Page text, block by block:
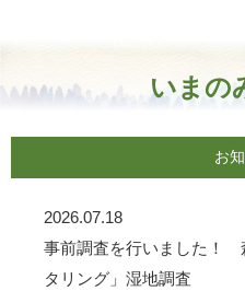
いまの
お
2026.07.18
事前調査を行いました！
タリング」湿地調査